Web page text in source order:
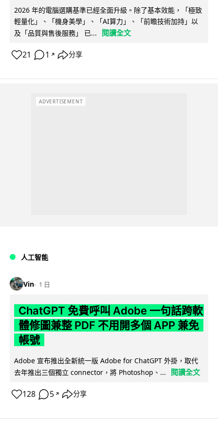
2026 年的電腦選購基準已經全面升級。除了基本效能，「極致
輕量化」、「機身美學」、「AI算力」、「前瞻技術加持」以
及「品質與售後服務」 已...
閱讀全文
21 1 ↗ 分享
ADVERTISEMENT
人工智能
Vin 1 日
ChatGPT 免費呼叫 Adobe 一句話跨軟
體修圖兼整 PDF 不用開多個 APP 兼免
帳號
Adobe 宣布推出全新統一版 Adobe for ChatGPT 外掛，取代
去年推出三個獨立 connector，將 Photoshop、...
閱讀全文
128 5 ↗ 分享